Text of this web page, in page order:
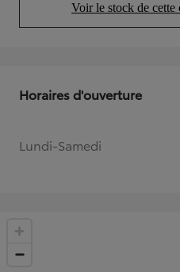
Voir le stock de cette
Horaires d'ouverture
Lundi-Samedi